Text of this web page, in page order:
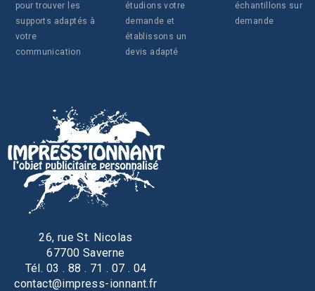
pour trouver les
supports adaptés à
votre
communication
étudions votre
demande et
établissons un
devis adapté
échantillons sur
demande
26, rue St. Nicolas
67700 Saverne
Tél. 03 . 88 . 71 . 07 . 04
contact@impress-ionnant.fr